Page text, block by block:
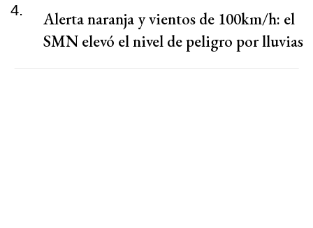
4.
Alerta naranja y vientos de 100km/h: el
SMN elevó el nivel de peligro por lluvias